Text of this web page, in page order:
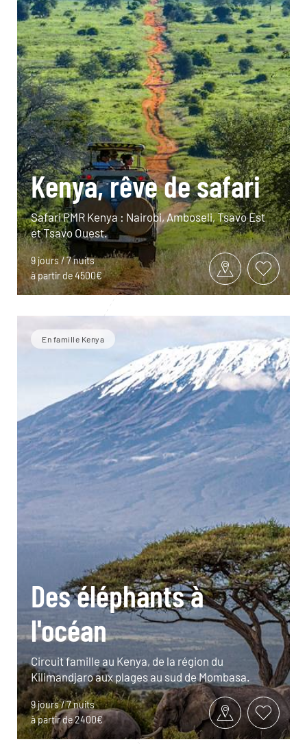
Kenya, rêve de safari
Safari PMR Kenya : Nairobi, Amboseli, Tsavo Est
et Tsavo Ouest.
9 jours / 7 nuits
à partir de 4500€
En famille Kenya
Des éléphants à
l'océan
Circuit famille au Kenya, de la région du
Kilimandjaro aux plages au sud de Mombasa.
9 jours / 7 nuits
à partir de 2400€